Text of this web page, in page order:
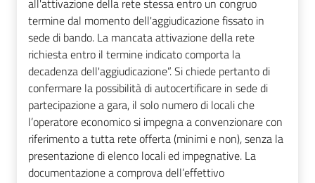
all'attivazione della rete stessa entro un congruo
termine dal momento dell'aggiudicazione fissato in
sede di bando. La mancata attivazione della rete
richiesta entro il termine indicato comporta la
decadenza dell'aggiudicazione”. Si chiede pertanto di
confermare la possibilità di autocertificare in sede di
partecipazione a gara, il solo numero di locali che
l’operatore economico si impegna a convenzionare con
riferimento a tutta rete offerta (minimi e non), senza la
presentazione di elenco locali ed impegnative. La
documentazione a comprova dell’effettivo